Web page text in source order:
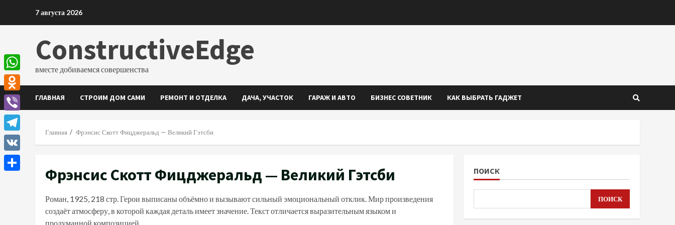
7 августа 2026
ConstructiveEdge
вместе добиваемся совершенства
ГЛАВНАЯ СТРОИМ ДОМ САМИ РЕМОНТ И ОТДЕЛКА ДАЧА, УЧАСТОК ГАРАЖ И АВТО БИЗНЕС СОВЕТНИК КАК ВЫБРАТЬ ГАДЖЕТ
Главная Фрэнсис Скотт Фицджеральд — Великий Гэтсби
Фрэнсис Скотт Фицджеральд — Великий Гэтсби
Роман, 1925, 218 стр. Герои выписаны объёмно и вызывают сильный эмоциональный отклик. Мир произведения
создаёт атмосферу, в которой каждая деталь имеет значение. Текст отличается выразительным языком и
продуманной композицией.
ПОИСК
ПОИСК
WhatsApp
Odnoklassniki
Viber
Telegram
VK